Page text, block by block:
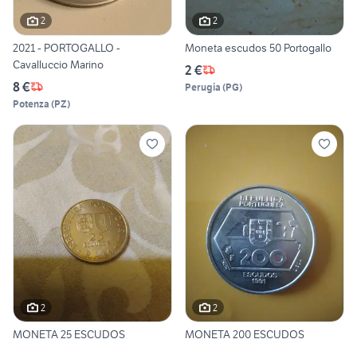
2
2021 - PORTOGALLO -
Cavalluccio Marino
8 €
Potenza (PZ)
2
Moneta escudos 50 Portogallo
2 €
Perugia (PG)
2
MONETA 25 ESCUDOS
2
MONETA 200 ESCUDOS